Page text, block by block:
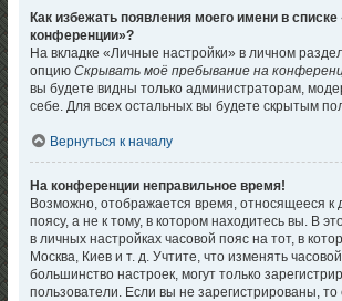
Как избежать появления моего имени в списке
конференции»?
На вкладке «Личные настройки» в личном
опциюСкрывать моё пребывание на
вы будете видны только администраторам,
себе. Для всех остальных вы будете скрытым
Вернуться к началу
На конференции неправильное время!
Возможно, отображается время, относящееся к
поясу, а не к тому, в котором находитесь вы. В
в личных настройках часовой пояс на тот, в
Москва, Киев и т. д. Учтите, что изменять
большинство настроек, могут только
пользователи. Если вы не зарегистрированы, то